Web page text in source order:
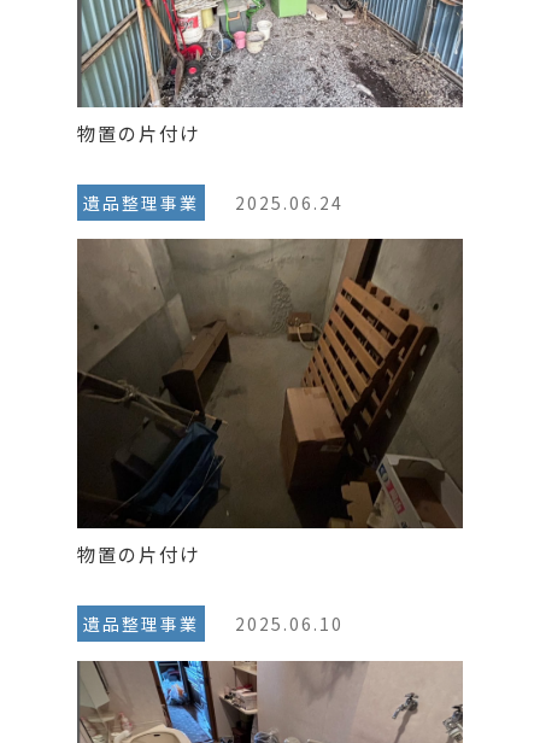
物置の片付け
遺品整理事業 2025.06.24
物置の片付け
遺品整理事業 2025.06.10